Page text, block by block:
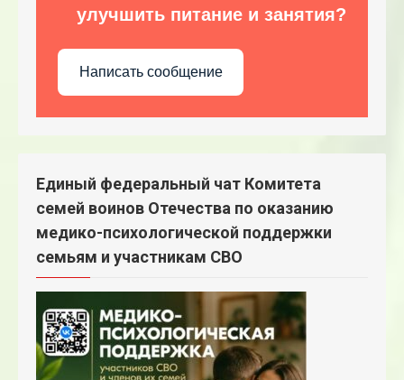
улучшить питание и занятия?
Написать сообщение
Единый федеральный чат Комитета
семей воинов Отечества по оказанию
медико-психологической поддержки
семьям и участникам СВО